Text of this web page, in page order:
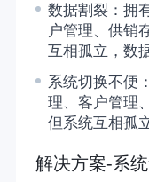
数据割裂： 拥
户管理、供销
互相孤立，数
系统切换不便：
理、客户管理
但系统互相孤
解决方案-系